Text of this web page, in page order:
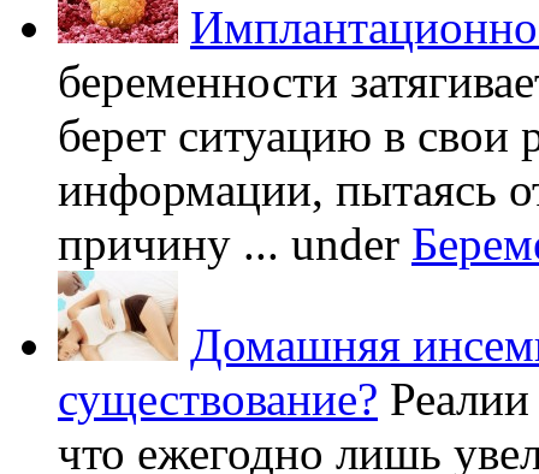
беременности
берет ситуацию в свои
информации, пытаясь
причину ... under
Домашняя
существование?
что ежегодно лишь